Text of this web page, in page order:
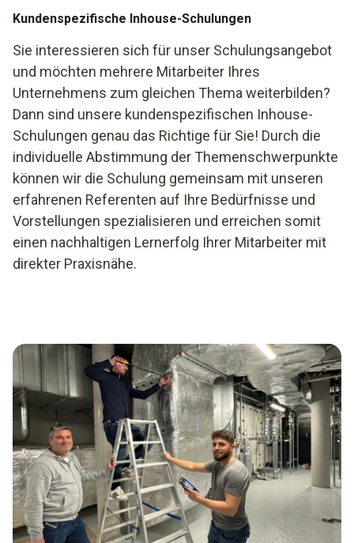
Kundenspezifische Inhouse-Schulungen
Sie interessieren sich für unser Schulungsangebot
und möchten mehrere Mitarbeiter Ihres
Unternehmens zum gleichen Thema weiterbilden?
Dann sind unsere kundenspezifischen Inhouse-
Schulungen genau das Richtige für Sie! Durch die
individuelle Abstimmung der Themenschwerpunkte
können wir die Schulung gemeinsam mit unseren
erfahrenen Referenten auf Ihre Bedürfnisse und
Vorstellungen spezialisieren und erreichen somit
einen nachhaltigen Lernerfolg Ihrer Mitarbeiter mit
direkter Praxisnähe.